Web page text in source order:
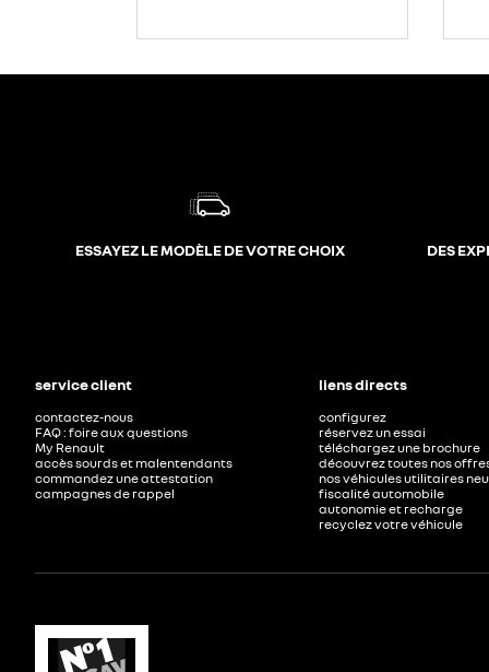
ESSAYEZ LE MODÈLE DE VOTRE CHOIX DES
service client
contactez-nous
FAQ : foire aux questions
My Renault
accès sourds et malentendants
commandez une attestation
campagnes de rappel
liens directs
configurez
réservez un essai
téléchargez une brochure
découvrez toutes nos
nos véhicules utilitaires
fiscalité automobile
autonomie et recharge
recyclez votre véhicule